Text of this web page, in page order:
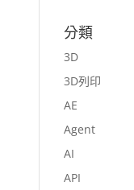
分類
3D
3D列印
AE
Agent
AI
API